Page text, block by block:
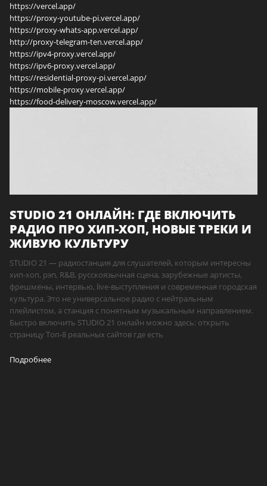
https://vercel.app/
https://proxy-youtube-pi.vercel.app/
https://proxy-whats-app.vercel.app/
http://proxy-telegram-ten.vercel.app/
https://ipv4-proxy.vercel.app/
https://ipv6-proxy.vercel.app/
https://residential-proxy-pi.vercel.app/
https://mobile-proxy.vercel.app/
https://food-delivery-moscow.vercel.app/
STUDIO 21 ОНЛАЙН: ГДЕ ВКЛЮЧИТЬ
РАДИО ПРО ХИП-ХОП, НОВЫЕ ТРЕКИ И
ЖИВУЮ КУЛЬТУРУ
STUDIO 21 — радиостанция для слушателей, которым интересны
хип-хоп, рэп, R&B, русскоязычная сцена, зарубежные артисты,
фрешмены, интервью, live-выступления и современная городская
культура. Это не универсальное радио с нейтральным
плейлистом, а станция с понятным музыкальным направлением.
Быстро включить STUDIO 21 онлайн можно здесь: открыть
страницу Топ-8 реальных сайтов где есть
Подробнее